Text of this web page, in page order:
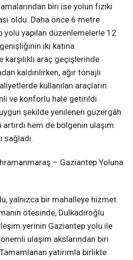
biri ise yolun fiziki
oldu. Daha önce 6 metre
yapılan düzenlemelerle 12
iki katına
karşılıklı araç geçişlerinde
kaldırılırken, ağır tonajlı
kullanılan araçların
ve konforlu hale getirildi.
şekilde yenilenen güzergâh
hem de bölgenin ulaşım
sağladı.
– Gaziantep Yoluna
yalnızca bir mahalleye hizmet
ötesinde, Dulkadiroğlu
yerinin Gaziantep yolu ile
ulaşım akslarından biri
yatırımla birlikte